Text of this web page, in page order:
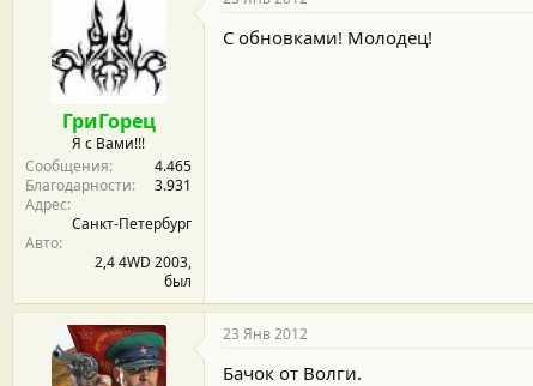
ГриГорец
Я с Вами!!!
Сообщения
4.465
Благодарности
3.931
Адрес
Санкт-Петербург
Авто
2,4 4WD 2003,
был
С обновками! Молодец!
23 Янв 2012
Бачок от Волги.